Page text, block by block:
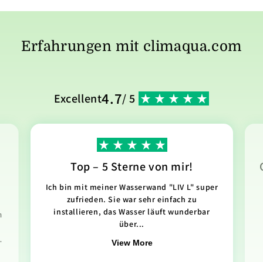
Erfahrungen mit climaqua.com
Excellent4.7/ 5
Top – 5 Sterne von mir!
Ich bin mit meiner Wasserwand "LIV L" super
zufrieden. Sie war sehr einfach zu
installieren, das Wasser läuft wunderbar
über...
View More